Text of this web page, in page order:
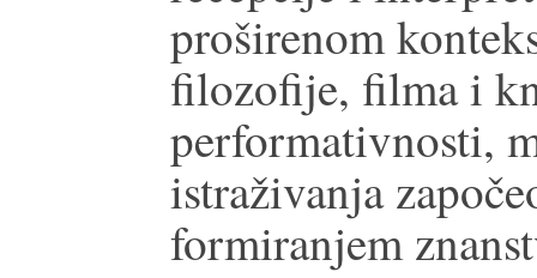
proširenom
filozofije, filma i
performativnosti,
istraživanja
formiranjem